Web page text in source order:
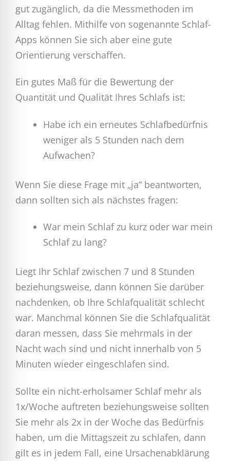
gut zugänglich, da die Messmethoden im
Alltag fehlen. Mithilfe von sogenannte Schlaf-
Apps können Sie sich aber eine gute
Orientierung verschaffen.
Ein gutes Maß für die Bewertung der
Quantität und Qualität Ihres Schlafs ist:
Habe ich ein erneutes Schlafbedürfnis
weniger als 5 Stunden nach dem
Aufwachen?
Wenn Sie diese Frage mit „ja“ beantworten,
dann sollten sich als nächstes fragen:
War mein Schlaf zu kurz oder war mein
Schlaf zu lang?
Liegt Ihr Schlaf zwischen 7 und 8 Stunden
beziehungsweise, dann können Sie darüber
nachdenken, ob Ihre Schlafqualität schlecht
war. Manchmal können Sie die Schlafqualität
daran messen, dass Sie mehrmals in der
Nacht wach sind und nicht innerhalb von 5
Minuten wieder eingeschlafen sind.
Sollte ein nicht-erholsamer Schlaf mehr als
1x/Woche auftreten beziehungsweise sollten
Sie mehr als 2x in der Woche das Bedürfnis
haben, um die Mittagszeit zu schlafen, dann
gilt es in jedem Fall, eine Ursachenabklärung